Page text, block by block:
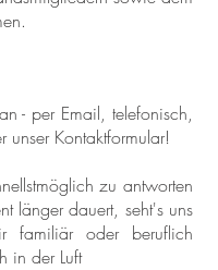
- per Email, telefonisch,
unser Kontaktformular!
zu antworten
länger dauert, seht's uns
oder beruflich
in der Luft